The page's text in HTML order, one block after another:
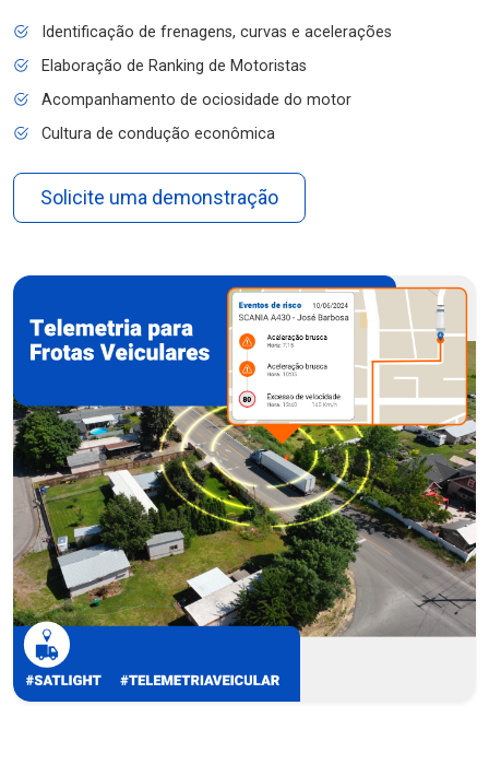
Identificação de frenagens, curvas e acelerações
Elaboração de Ranking de Motoristas
Acompanhamento de ociosidade do motor
Cultura de condução econômica
Solicite uma demonstração